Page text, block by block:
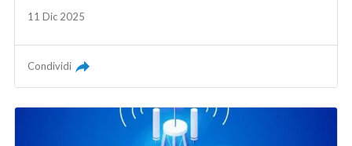
11 Dic 2025
Condividi